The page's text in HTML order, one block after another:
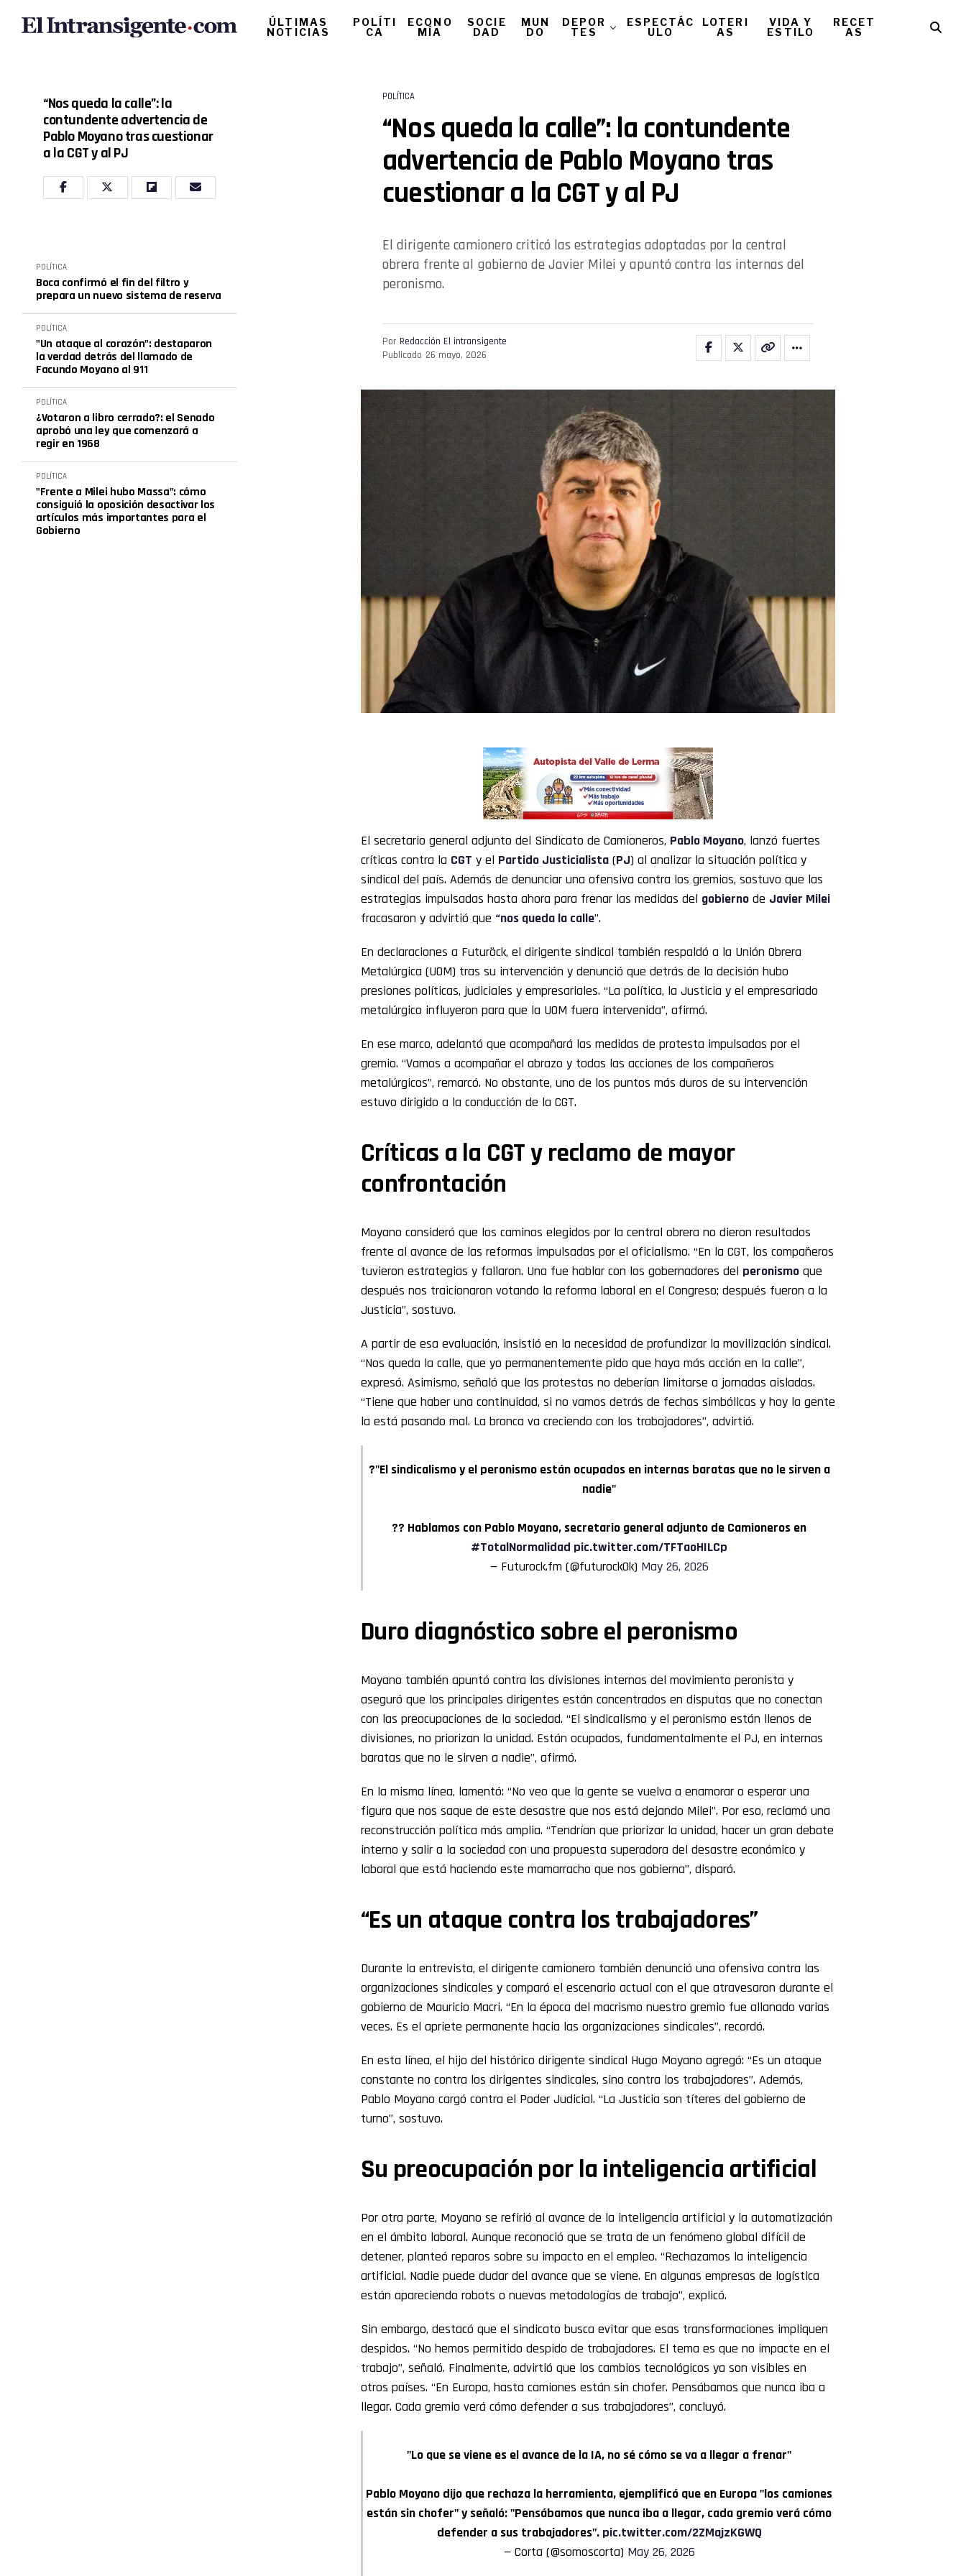
ÚLTIMAS
NOTICIAS
POLÍTI
CA
ECONO
MÍA
SOCIE
DAD
MUN
DO
DEPOR
TES
ESPECTÁC
ULO
LOTERI
AS
VIDA Y
ESTILO
RECET
AS
“Nos queda la calle”: la
contundente advertencia de
Pablo Moyano tras cuestionar
a la CGT y al PJ
POLÍTICA
Boca confirmó el fin del filtro y
prepara un nuevo sistema de reserva
POLÍTICA
"Un ataque al corazón": destaparon
la verdad detrás del llamado de
Facundo Moyano al 911
POLÍTICA
¿Votaron a libro cerrado?: el Senado
aprobó una ley que comenzará a
regir en 1968
POLÍTICA
"Frente a Milei hubo Massa": cómo
consiguió la oposición desactivar los
artículos más importantes para el
Gobierno
POLÍTICA
“Nos queda la calle”: la contundente
advertencia de Pablo Moyano tras
cuestionar a la CGT y al PJ
El dirigente camionero criticó las estrategias adoptadas por la central
obrera frente al gobierno de Javier Milei y apuntó contra las internas del
peronismo.
Por Redacción El intransigente
Publicado 26 mayo, 2026
El secretario general adjunto del Sindicato de Camioneros, Pablo Moyano, lanzó fuertes
críticas contra la CGT y el Partido Justicialista (PJ) al analizar la situación política y
sindical del país. Además de denunciar una ofensiva contra los gremios, sostuvo que las
estrategias impulsadas hasta ahora para frenar las medidas del gobierno de Javier Milei
fracasaron y advirtió que “nos queda la calle”.
En declaraciones a Futuröck, el dirigente sindical también respaldó a la Unión Obrera
Metalúrgica (UOM) tras su intervención y denunció que detrás de la decisión hubo
presiones políticas, judiciales y empresariales. “La política, la Justicia y el empresariado
metalúrgico influyeron para que la UOM fuera intervenida”, afirmó.
En ese marco, adelantó que acompañará las medidas de protesta impulsadas por el
gremio. “Vamos a acompañar el abrazo y todas las acciones de los compañeros
metalúrgicos”, remarcó. No obstante, uno de los puntos más duros de su intervención
estuvo dirigido a la conducción de la CGT.
Críticas a la CGT y reclamo de mayor
confrontación
Moyano consideró que los caminos elegidos por la central obrera no dieron resultados
frente al avance de las reformas impulsadas por el oficialismo. “En la CGT, los compañeros
tuvieron estrategias y fallaron. Una fue hablar con los gobernadores del peronismo que
después nos traicionaron votando la reforma laboral en el Congreso; después fueron a la
Justicia”, sostuvo.
A partir de esa evaluación, insistió en la necesidad de profundizar la movilización sindical.
“Nos queda la calle, que yo permanentemente pido que haya más acción en la calle”,
expresó. Asimismo, señaló que las protestas no deberían limitarse a jornadas aisladas.
“Tiene que haber una continuidad, si no vamos detrás de fechas simbólicas y hoy la gente
la está pasando mal. La bronca va creciendo con los trabajadores”, advirtió.
?"El sindicalismo y el peronismo están ocupados en internas baratas que no le sirven a
nadie"
?? Hablamos con Pablo Moyano, secretario general adjunto de Camioneros en
#TotalNormalidad pic.twitter.com/TFTaoHILCp
— Futurock.fm (@futurockOk) May 26, 2026
Duro diagnóstico sobre el peronismo
Moyano también apuntó contra las divisiones internas del movimiento peronista y
aseguró que los principales dirigentes están concentrados en disputas que no conectan
con las preocupaciones de la sociedad. “El sindicalismo y el peronismo están llenos de
divisiones, no priorizan la unidad. Están ocupados, fundamentalmente el PJ, en internas
baratas que no le sirven a nadie”, afirmó.
En la misma línea, lamentó: “No veo que la gente se vuelva a enamorar o esperar una
figura que nos saque de este desastre que nos está dejando Milei”. Por eso, reclamó una
reconstrucción política más amplia. “Tendrían que priorizar la unidad, hacer un gran debate
interno y salir a la sociedad con una propuesta superadora del desastre económico y
laboral que está haciendo este mamarracho que nos gobierna”, disparó.
“Es un ataque contra los trabajadores”
Durante la entrevista, el dirigente camionero también denunció una ofensiva contra las
organizaciones sindicales y comparó el escenario actual con el que atravesaron durante el
gobierno de Mauricio Macri. “En la época del macrismo nuestro gremio fue allanado varias
veces. Es el apriete permanente hacia las organizaciones sindicales”, recordó.
En esta línea, el hijo del histórico dirigente sindical Hugo Moyano agregó: “Es un ataque
constante no contra los dirigentes sindicales, sino contra los trabajadores”. Además,
Pablo Moyano cargó contra el Poder Judicial. “La Justicia son títeres del gobierno de
turno”, sostuvo.
Su preocupación por la inteligencia artificial
Por otra parte, Moyano se refirió al avance de la inteligencia artificial y la automatización
en el ámbito laboral. Aunque reconoció que se trata de un fenómeno global difícil de
detener, planteó reparos sobre su impacto en el empleo. “Rechazamos la inteligencia
artificial. Nadie puede dudar del avance que se viene. En algunas empresas de logística
están apareciendo robots o nuevas metodologías de trabajo”, explicó.
Sin embargo, destacó que el sindicato busca evitar que esas transformaciones impliquen
despidos. “No hemos permitido despido de trabajadores. El tema es que no impacte en el
trabajo”, señaló. Finalmente, advirtió que los cambios tecnológicos ya son visibles en
otros países. “En Europa, hasta camiones están sin chofer. Pensábamos que nunca iba a
llegar. Cada gremio verá cómo defender a sus trabajadores”, concluyó.
"Lo que se viene es el avance de la IA, no sé cómo se va a llegar a frenar"
Pablo Moyano dijo que rechaza la herramienta, ejemplificó que en Europa "los camiones
están sin chofer" y señaló: "Pensábamos que nunca iba a llegar, cada gremio verá cómo
defender a sus trabajadores". pic.twitter.com/2ZMajzKGWQ
— Corta (@somoscorta) May 26, 2026